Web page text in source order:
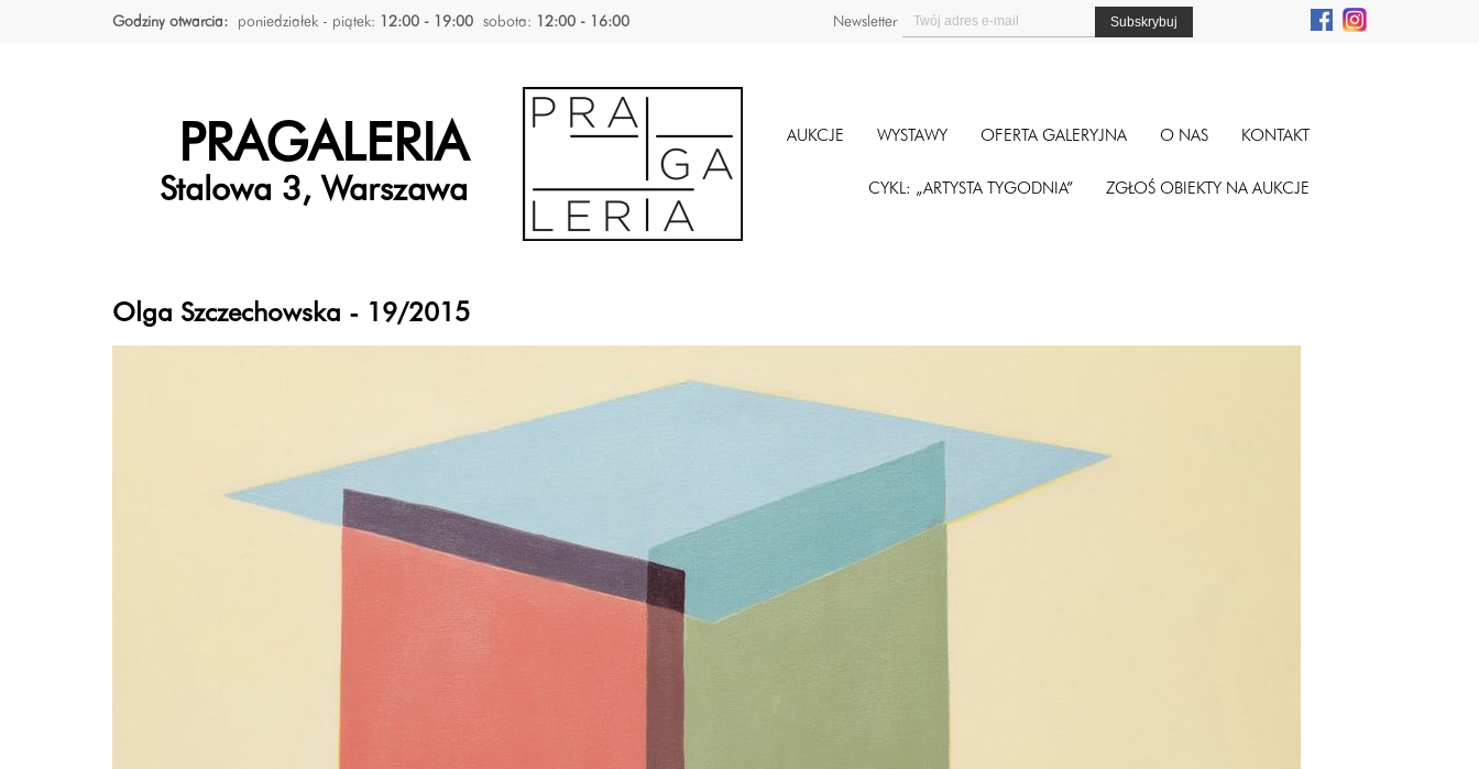
Godziny otwarcia: poniedziałek - piątek: 12:00 - 19:00 sobota: 12:00 - 16:00 Newsletter
PRAGALERIA
Stalowa 3, Warszawa
AUKCJE WYSTAWY OFERTA GALERYJNA O NAS KONTAKT
CYKL: „ARTYSTA TYGODNIA” ZGŁOŚ OBIEKTY NA AUKCJE
Olga Szczechowska - 19/2015